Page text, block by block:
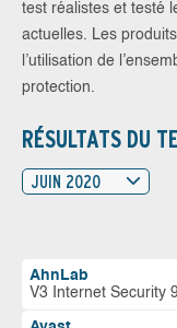
test réalistes et testé
actuelles. Les
l’utilisation de
protection.
RÉSULTATS DU
JUIN 2020
AhnLab
V3 Internet Security